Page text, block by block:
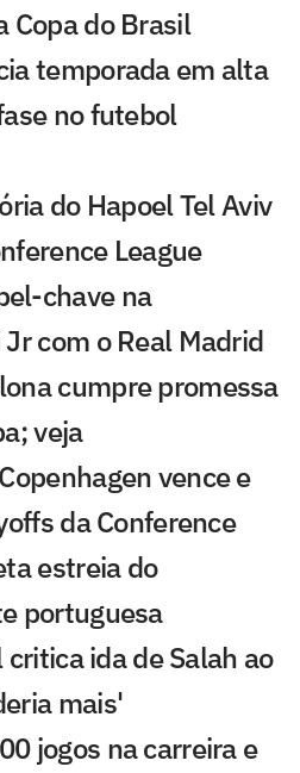
do Brasil
temporada em alta
no futebol
do Hapoel Tel Aviv
League
chave na
com o Real Madrid
cumpre promessa
veja
vence e
da Conference
estreia do
portuguesa
ida de Salah ao
mais'
jogos na carreira e